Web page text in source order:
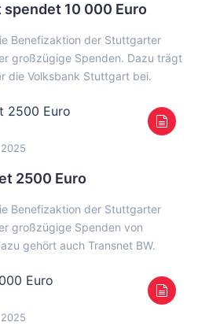
10 000 Euro
Benefizaktion der Stuttgarter
großzügige Spenden. Dazu trägt
die Volksbank Stuttgart bei.
2500 Euro
Benefizaktion der Stuttgarter
großzügige Spenden von
gehört auch Transnet BW.